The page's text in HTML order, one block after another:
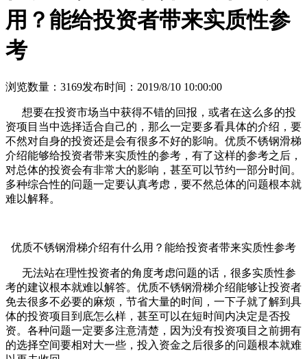
用？能给投资者带来实质性参
考
浏览数量：3169发布时间：2019/8/10 10:00:00
想要在投资市场当中获得不错的回报，或者在这么多的投
资项目当中选择适合自己的，那么一定要多看具体的介绍，要
不然对自身的投资还是会有很多不好的影响。优质不锈钢滑梯
介绍能够给投资者带来实质性的参考，有了这样的参考之后，
对总体的投资会有非常大的影响，甚至可以节约一部分时间。
多种综合性的问题一定要认真考虑，要不然总体的问题根本就
难以解释。
优质不锈钢滑梯介绍有什么用？能给投资者带来实质性参考
无法站在理性投资者的角度考虑问题的话，很多实质性参
考的建议根本就难以解答。优质不锈钢滑梯介绍能够让投资者
免去很多不必要的麻烦，节省大量的时间，一下子就了解到具
体的投资项目到底怎么样，甚至可以在短时间内决定是否投
资。各种问题一定要多注意清楚，因为没有投资项目之前拥有
的选择空间要相对大一些，投入资金之后很多的问题根本就难